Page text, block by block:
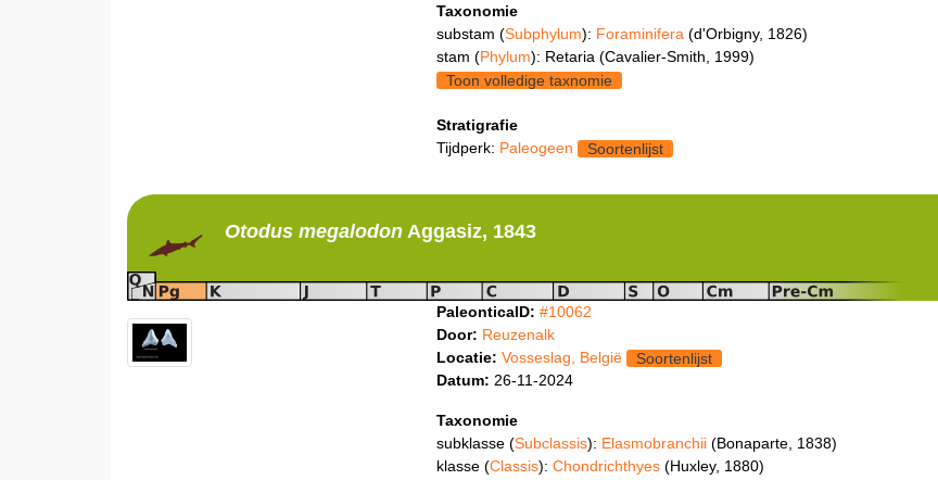
Taxonomie
substam (Subphylum): Foraminifera (d'Orbigny, 1826)
stam (Phylum): Retaria (Cavalier-Smith, 1999)
Toon volledige taxnomie
Stratigrafie
Tijdperk: Paleogeen Soortenlijst
Otodusmegalodon Aggasiz, 1843
PaleonticaID: #10062
Door: Reuzenalk
Locatie: Vosseslag, België
Soortenlijst
Datum: 26-11-2024
Taxonomie
subklasse (Subclassis): Elasmobranchii (Bonaparte, 1838)
klasse (Classis): Chondrichthyes (Huxley, 1880)